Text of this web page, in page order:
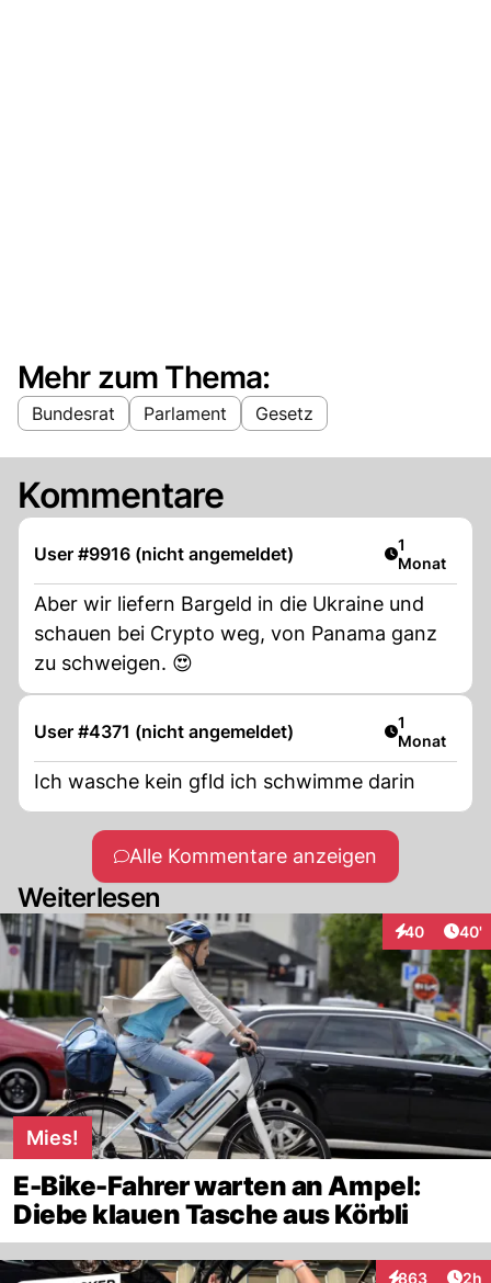
Mehr zum Thema:
Bundesrat Parlament Gesetz
Kommentare
User #9916 (nicht angemeldet) Artikel
1
Monat
Aber wir liefern Bargeld in die Ukraine und
schauen bei Crypto weg, von Panama ganz
zu schweigen. 😍
User #4371 (nicht angemeldet) Artikel
1
Monat
Ich wasche kein gfld ich schwimme darin
Alle Kommentare anzeigen
Weiterlesen
40
Interaktionen
40'
Mies!
E-Bike-Fahrer warten an Ampel:
Diebe klauen Tasche aus Körbli
863 2h